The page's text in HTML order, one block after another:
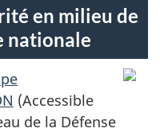
en milieu de
nationale
(Accessible
de la Défense